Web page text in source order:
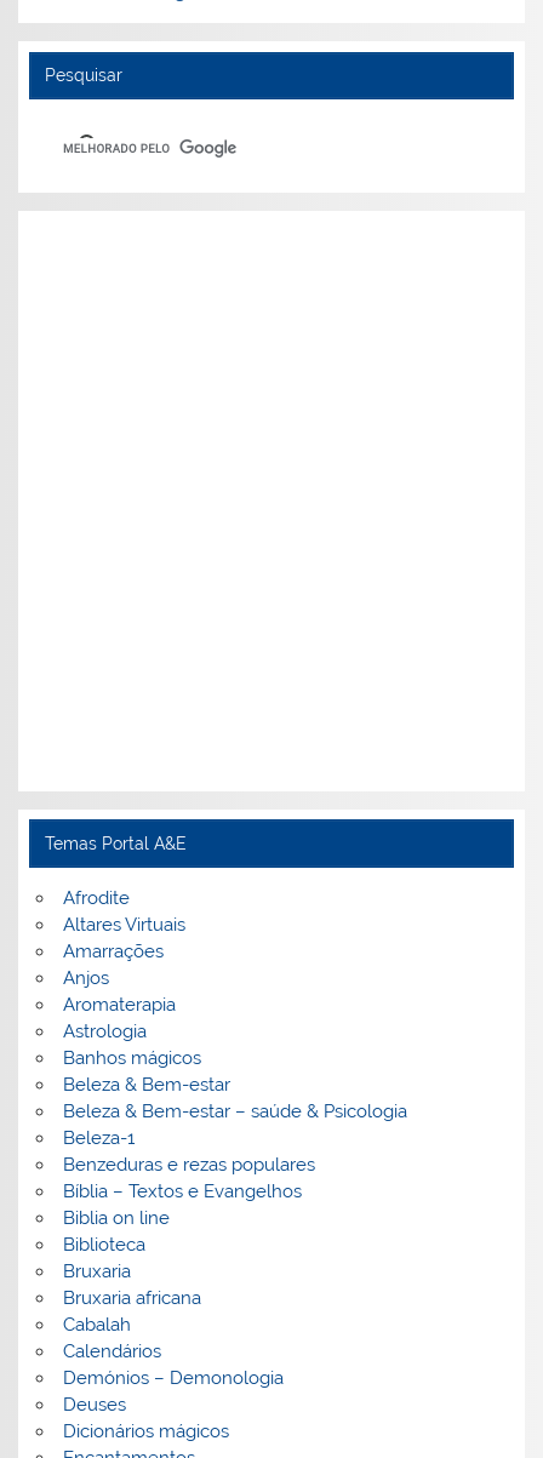
Pesquisar
Temas Portal A&E
Afrodite
Altares Virtuais
Amarrações
Anjos
Aromaterapia
Astrologia
Banhos mágicos
Beleza & Bem-estar
Beleza & Bem-estar – saúde & Psicologia
Beleza-1
Benzeduras e rezas populares
Bíblia – Textos e Evangelhos
Biblia on line
Biblioteca
Bruxaria
Bruxaria africana
Cabalah
Calendários
Demónios – Demonologia
Deuses
Dicionários mágicos